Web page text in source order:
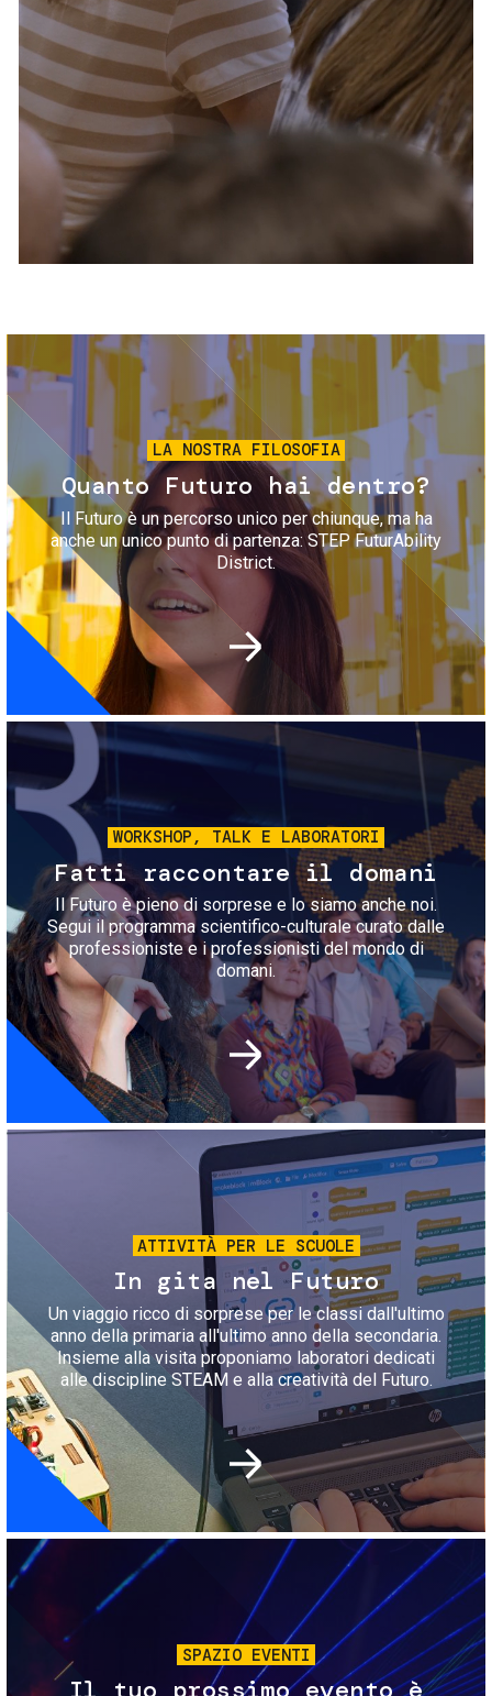
Servizi e accessibilità
Contatti
FAQ
Biglietti
Immagine
LA NOSTRA FILOSOFIA
Quanto Futuro hai dentro?
Il Futuro è un percorso unico per chiunque, ma ha
anche un unico punto di partenza: STEP FuturAbility
District.
Immagine
WORKSHOP, TALK E LABORATORI
Fatti raccontare il domani
Il Futuro è pieno di sorprese e lo siamo anche noi.
Segui il programma scientifico-culturale curato dalle
professioniste e i professionisti del mondo di
domani.
Immagine
ATTIVITÀ PER LE SCUOLE
In gita nel Futuro
Un viaggio ricco di sorprese per le classi dall'ultimo
anno della primaria all'ultimo anno della secondaria.
Insieme alla visita proponiamo laboratori dedicati
alle discipline STEAM e alla creatività del Futuro.
Immagine
SPAZIO EVENTI